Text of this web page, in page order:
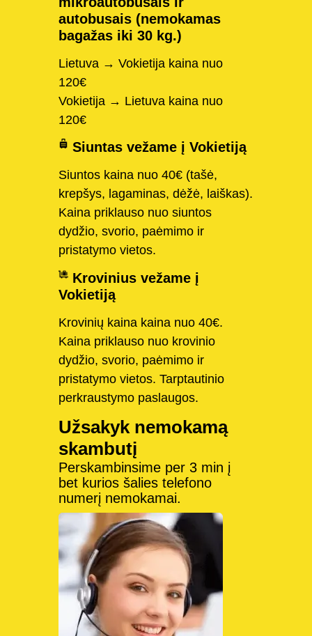
autobusais (nemokamas
bagažas iki 30 kg.)
Lietuva → Vokietija kaina nuo
120€
Vokietija → Lietuva kaina nuo
120€
Siuntas vežame į Vokietiją
Siuntos kaina nuo 40€ (tašė,
krepšys, lagaminas, dėžė, laiškas).
Kaina priklauso nuo siuntos
dydžio, svorio, paėmimo ir
pristatymo vietos.
Krovinius vežame į
Vokietiją
Krovinių kaina kaina nuo 40€.
Kaina priklauso nuo krovinio
dydžio, svorio, paėmimo ir
pristatymo vietos. Tarptautinio
perkraustymo paslaugos.
Užsakyk nemokamą
skambutį
Perskambinsime per 3 min į
bet kurios šalies telefono
numerį nemokamai.